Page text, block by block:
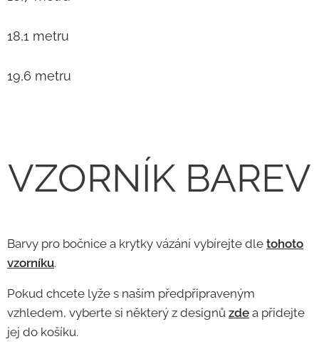
18,1 metru
19,6 metru
VZORNÍK BAREV
Barvy pro bočnice a krytky vázání vybírejte dle tohoto
vzorníku.
Pokud chcete lyže s naším předpřipraveným
vzhledem, vyberte si některý z designů zde a přidejte
jej do košíku.